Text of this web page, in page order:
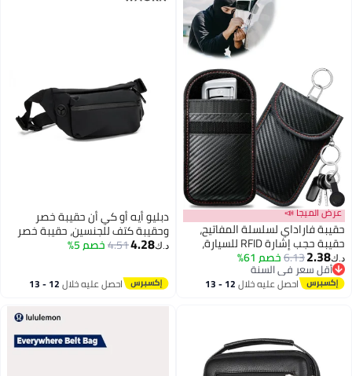
عرض الميجا 📣
حقيبة فاراداي لسلسلة المفاتيح،
حقيبة حجب إشارة RFID للسيارة،
واقي مانع للإشارات ضد السرقة،
واقي مانع للقرصنة، واقي سلسلة
مفاتيح فاراداي (ملمس ألياف
د.ك‏2.38
6.13خصم 61%
أقل سعر في السنة
أقل سعر في السنة
احصل عليه خلال 12 - 13
دبليو أيه أو كي أن حقيبة خصر
وحقيبة كتف للجنسين، حقيبة خصر
أنيقة ومقاومة للماء، مثالية للجري
الدراجات والسفر، مع حزام قابل
للتعديل.
د.ك‏4.28
4.51خصم 5%
احصل عليه خلال 12 - 13